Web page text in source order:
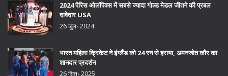
2024 पैरिस ओलंपिक्स में सबसे ज्यादा गोल्ड मेडल जीतने की प्रबल
दावेदार USA
26 जुल॰ 2024
भारत महिला क्रिकेट ने इंग्लैंड को 24 रन से हराया, अमनजोत कौर का
शानदार प्रदर्शन
26 सित॰ 2025